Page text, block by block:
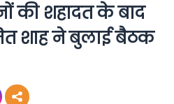
की शहादत के बाद
शाह ने बुलाई बैठक